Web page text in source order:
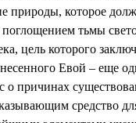
природы, которое
тьмы
цель которого
Евой – еще
о причинах
средство